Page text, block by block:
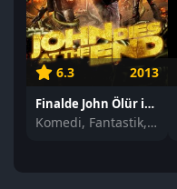
6.3 2013
Finalde John Ölür izle
Komedi, Fantastik, Korku